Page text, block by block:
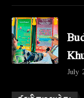
July